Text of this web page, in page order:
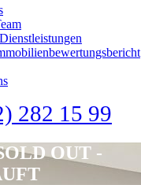
282 15 99
OUT -